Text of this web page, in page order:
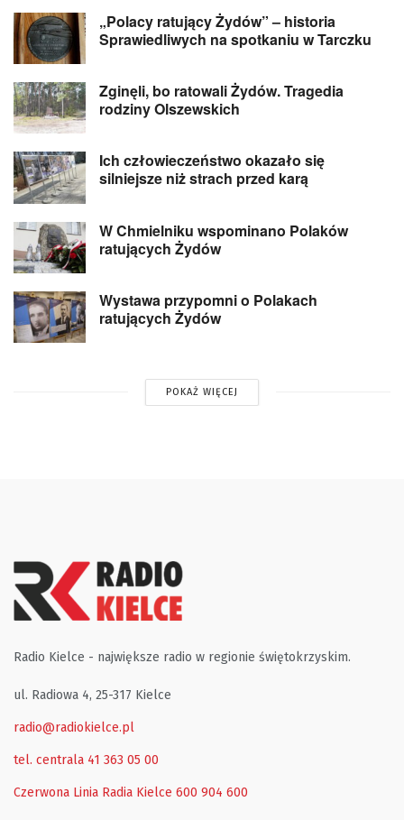
„Polacy ratujący Żydów” – historia
Sprawiedliwych na spotkaniu w Tarczku
Zginęli, bo ratowali Żydów. Tragedia
rodziny Olszewskich
Ich człowieczeństwo okazało się
silniejsze niż strach przed karą
W Chmielniku wspominano Polaków
ratujących Żydów
Wystawa przypomni o Polakach
ratujących Żydów
POKAŻ WIĘCEJ
Radio Kielce - największe radio w regionie świętokrzyskim.
ul. Radiowa 4, 25-317 Kielce
radio@radiokielce.pl
tel. centrala 41 363 05 00
Czerwona Linia Radia Kielce 600 904 600